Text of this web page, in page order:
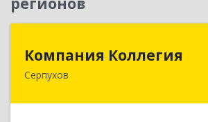
Компания Коллегия
Серпухов
142211, Московская обл,